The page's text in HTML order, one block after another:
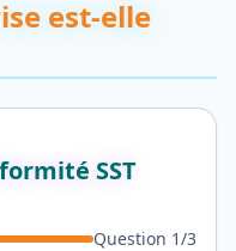
est-elle
SST
Question 1/3